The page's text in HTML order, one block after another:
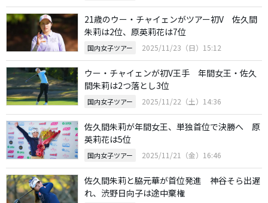
21歳のウー・チャイェンがツアー初V 佐久間
朱莉は2位、原英莉花は7位
国内女子ツアー 2025/11/23（日）15:12
ウー・チャイェンが初V王手 年間女王・佐久
間朱莉は2つ落とし3位
国内女子ツアー 2025/11/22（土）14:36
佐久間朱莉が年間女王、単独首位で決勝へ 原
英莉花は5位
国内女子ツアー 2025/11/21（金）16:46
佐久間朱莉と脇元華が首位発進 神谷そら出遅
れ、渋野日向子は途中棄権